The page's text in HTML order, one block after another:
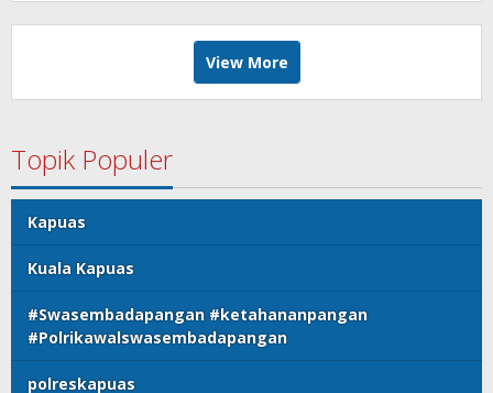
View More
Topik Populer
Kapuas
Kuala Kapuas
#Swasembadapangan #ketahananpangan
#Polrikawalswasembadapangan
polreskapuas